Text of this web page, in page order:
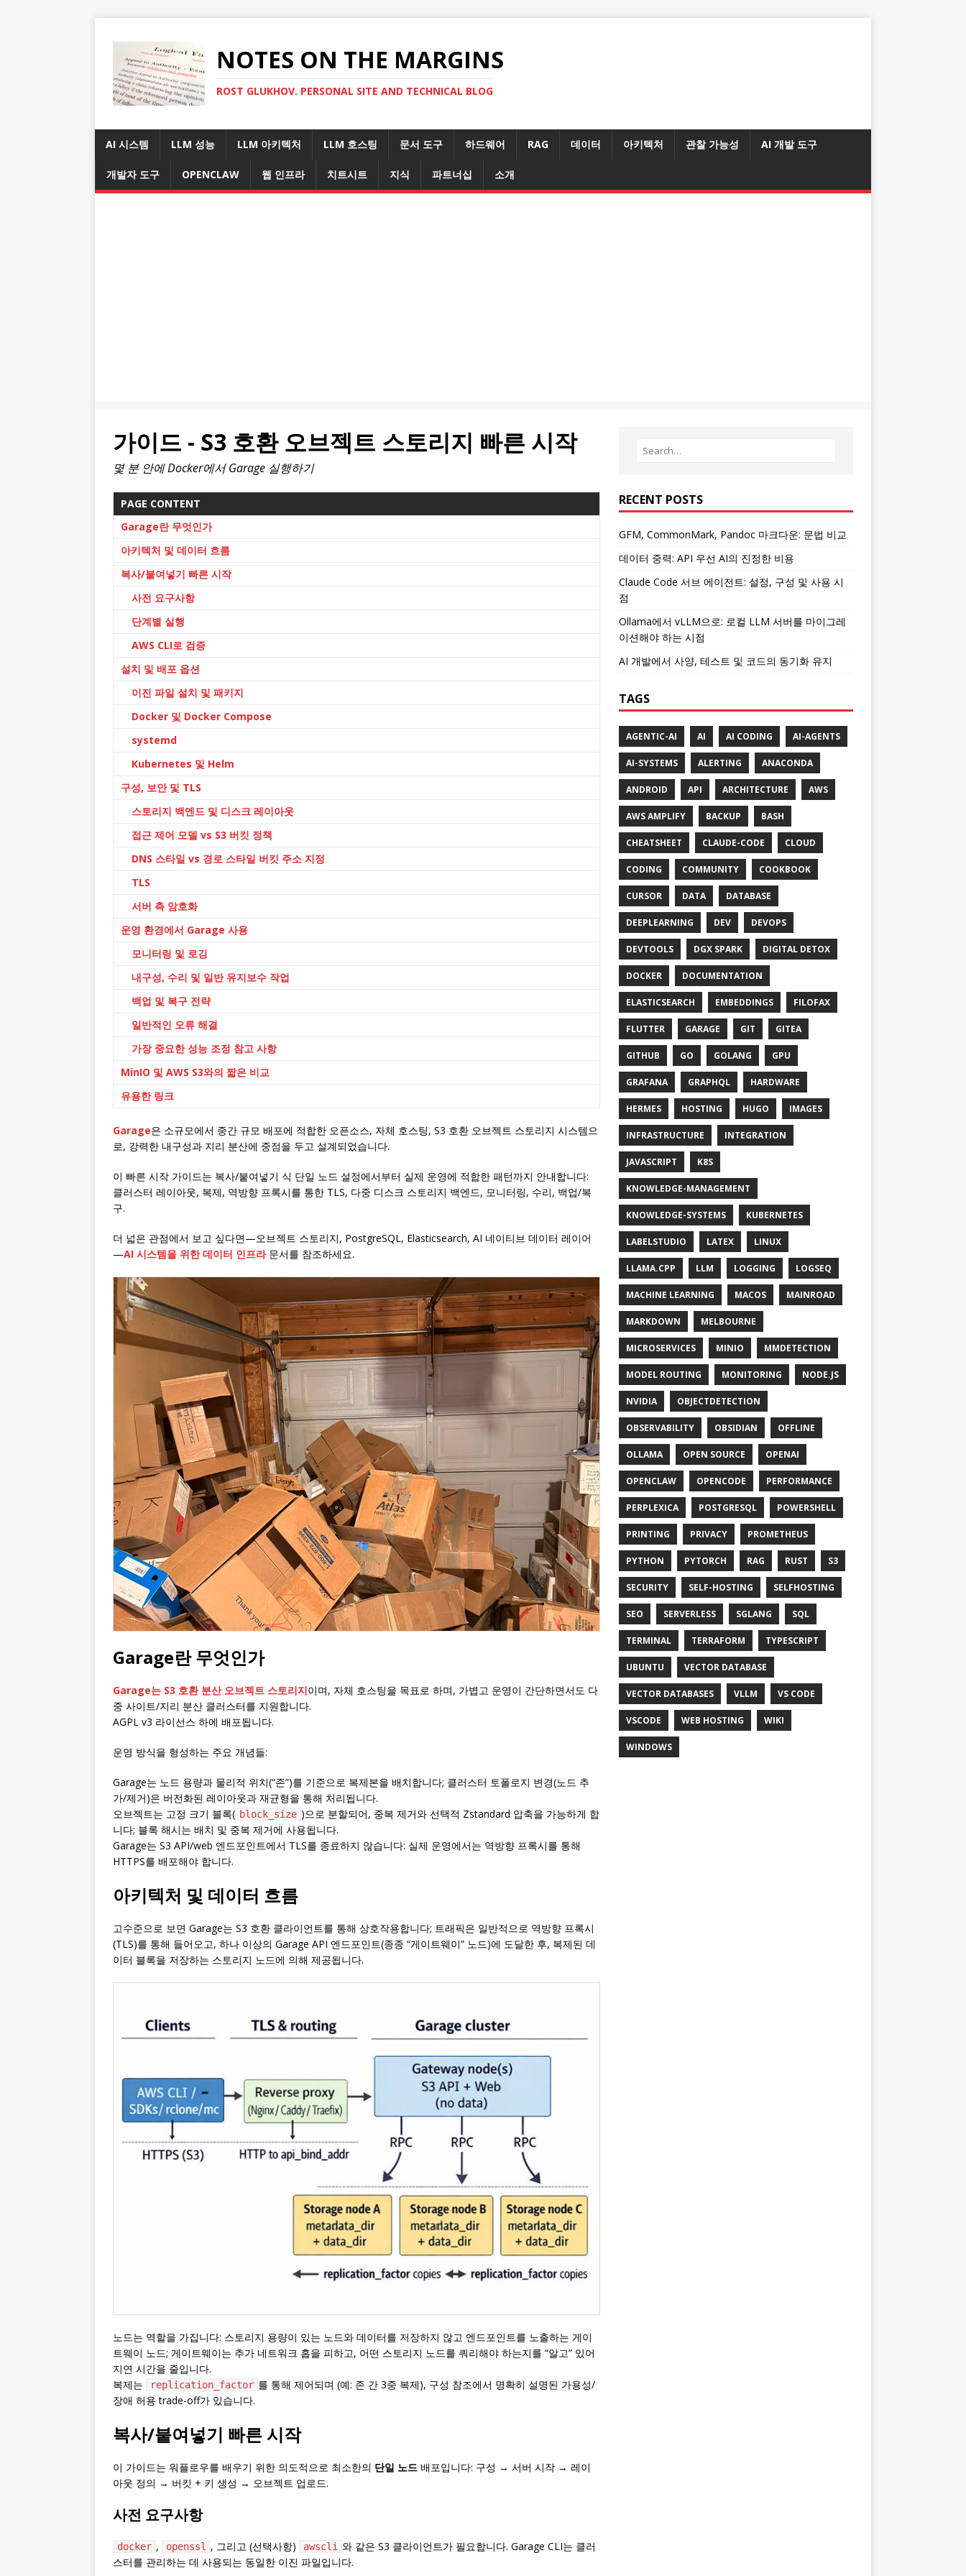
NOTES ON THE MARGINS
ROST GLUKHOV. PERSONAL SITE AND TECHNICAL BLOG
AI 시스템 LLM 성능 LLM 아키텍처 LLM 호스팅 문서 도구 하드웨어 RAG 데이터 아키텍처 관찰 가능성 AI 개발 도구
개발자 도구 OPENCLAW 웹 인프라 치트시트 지식 파트너십 소개
가이드 - S3 호환 오브젝트 스토리지 빠른 시작
몇 분 안에 Docker에서 Garage 실행하기
PAGE CONTENT
Garage란 무엇인가
아키텍처 및 데이터 흐름
복사/붙여넣기 빠른 시작
사전 요구사항
단계별 실행
AWS CLI로 검증
설치 및 배포 옵션
이진 파일 설치 및 패키지
Docker 및 Docker Compose
systemd
Kubernetes 및 Helm
구성, 보안 및 TLS
스토리지 백엔드 및 디스크 레이아웃
접근 제어 모델 vs S3 버킷 정책
DNS 스타일 vs 경로 스타일 버킷 주소 지정
TLS
서버 측 암호화
운영 환경에서 Garage 사용
모니터링 및 로깅
내구성, 수리 및 일반 유지보수 작업
백업 및 복구 전략
일반적인 오류 해결
가장 중요한 성능 조정 참고 사항
MinIO 및 AWS S3와의 짧은 비교
유용한 링크
Garage은 소규모에서 중간 규모 배포에 적합한 오픈소스, 자체 호스팅, S3 호환 오브젝트 스토리지 시스템으
로, 강력한 내구성과 지리 분산에 중점을 두고 설계되었습니다.
이 빠른 시작 가이드는 복사/붙여넣기 식 단일 노드 설정에서부터 실제 운영에 적합한 패턴까지 안내합니다:
클러스터 레이아웃, 복제, 역방향 프록시를 통한 TLS, 다중 디스크 스토리지 백엔드, 모니터링, 수리, 백업/복
구.
더 넓은 관점에서 보고 싶다면—오브젝트 스토리지, PostgreSQL, Elasticsearch, AI 네이티브 데이터 레이어
—AI 시스템을 위한 데이터 인프라문서를 참조하세요.
Garage란 무엇인가
Garage는 S3 호환 분산 오브젝트 스토리지이며, 자체 호스팅을 목표로 하며, 가볍고 운영이 간단하면서도 다
중 사이트/지리 분산 클러스터를 지원합니다.
AGPL v3 라이선스 하에 배포됩니다.
운영 방식을 형성하는 주요 개념들:
Garage는 노드 용량과 물리적 위치(“존”)를 기준으로 복제본을 배치합니다; 클러스터 토폴로지 변경(노드 추
가/제거)은 버전화된 레이아웃과 재균형을 통해 처리됩니다.
오브젝트는 고정 크기 블록( block_size )으로 분할되어, 중복 제거와 선택적 Zstandard 압축을 가능하게 합
니다; 블록 해시는 배치 및 중복 제거에 사용됩니다.
Garage는 S3 API/web 엔드포인트에서 TLS를 종료하지 않습니다: 실제 운영에서는 역방향 프록시를 통해
HTTPS를 배포해야 합니다.
아키텍처 및 데이터 흐름
고수준으로 보면 Garage는 S3 호환 클라이언트를 통해 상호작용합니다; 트래픽은 일반적으로 역방향 프록시
(TLS)를 통해 들어오고, 하나 이상의 Garage API 엔드포인트(종종 “게이트웨이” 노드)에 도달한 후, 복제된 데
이터 블록을 저장하는 스토리지 노드에 의해 제공됩니다.
노드는 역할을 가집니다: 스토리지 용량이 있는 노드와 데이터를 저장하지 않고 엔드포인트를 노출하는 게이
트웨이 노드; 게이트웨이는 추가 네트워크 홉을 피하고, 어떤 스토리지 노드를 쿼리해야 하는지를 “알고” 있어
지연 시간을 줄입니다.
복제는
replication_factor 를 통해 제어되며 (예: 존 간 3중 복제), 구성 참조에서 명확히 설명된 가용성/
장애 허용 trade-off가 있습니다.
복사/붙여넣기 빠른 시작
이 가이드는 워플로우를 배우기 위한 의도적으로 최소한의 단일 노드 배포입니다: 구성 → 서버 시작 → 레이
아웃 정의 → 버킷 + 키 생성 → 오브젝트 업로드.
사전 요구사항
docker , openssl , 그리고 (선택사항) awscli 와 같은 S3 클라이언트가 필요합니다. Garage CLI는 클러
스터를 관리하는 데 사용되는 동일한 이진 파일입니다.
RECENT POSTS
GFM, CommonMark, Pandoc 마크다운: 문법 비교
데이터 중력: API 우선 AI의 진정한 비용
Claude Code 서브 에이전트: 설정, 구성 및 사용 시
점
Ollama에서 vLLM으로: 로컬 LLM 서버를 마이그레
이션해야 하는 시점
AI 개발에서 사양, 테스트 및 코드의 동기화 유지
TAGS
AGENTIC-AI AI AI CODING AI-AGENTS
AI-SYSTEMS ALERTING ANACONDA
ANDROID API ARCHITECTURE AWS
AWS AMPLIFY BACKUP BASH
CHEATSHEET CLAUDE-CODE CLOUD
CODING COMMUNITY COOKBOOK
CURSOR DATA DATABASE
DEEPLEARNING DEV DEVOPS
DEVTOOLS DGX SPARK DIGITAL DETOX
DOCKER DOCUMENTATION
ELASTICSEARCH EMBEDDINGS FILOFAX
FLUTTER GARAGE GIT GITEA
GITHUB GO GOLANG GPU
GRAFANA GRAPHQL HARDWARE
HERMES HOSTING HUGO IMAGES
INFRASTRUCTURE INTEGRATION
JAVASCRIPT K8S
KNOWLEDGE-MANAGEMENT
KNOWLEDGE-SYSTEMS KUBERNETES
LABELSTUDIO LATEX LINUX
LLAMA.CPP LLM LOGGING LOGSEQ
MACHINE LEARNING MACOS MAINROAD
MARKDOWN MELBOURNE
MICROSERVICES MINIO MMDETECTION
MODEL ROUTING MONITORING NODE.JS
NVIDIA OBJECTDETECTION
OBSERVABILITY OBSIDIAN OFFLINE
OLLAMA OPEN SOURCE OPENAI
OPENCLAW OPENCODE PERFORMANCE
PERPLEXICA POSTGRESQL POWERSHELL
PRINTING PRIVACY PROMETHEUS
PYTHON PYTORCH RAG RUST S3
SECURITY SELF-HOSTING SELFHOSTING
SEO SERVERLESS SGLANG SQL
TERMINAL TERRAFORM TYPESCRIPT
UBUNTU VECTOR DATABASE
VECTOR DATABASES VLLM VS CODE
VSCODE WEB HOSTING WIKI
WINDOWS